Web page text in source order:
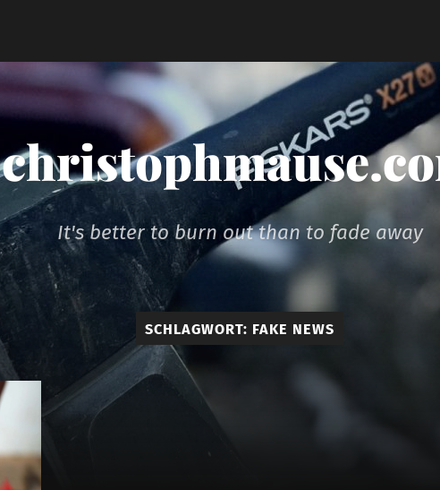
It's better to burn out than to fade away
SCHLAGWORT: FAKE NEWS